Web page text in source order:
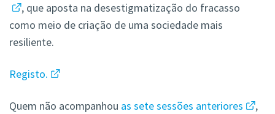
, que aposta na desestigmatização do fracasso
como meio de criação de uma sociedade mais
resiliente.
Registo.
Quem não acompanhou as sete sessões anteriores
,